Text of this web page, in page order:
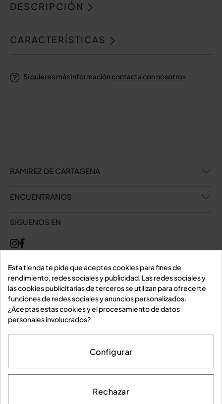
DESCRIPCIÓN
CARACTERÍSTICAS
Si quieres más información contacta con nosotros
RAMIREZ DE CARTAGENA
ENCUENTRANOS
SÍGUENOS EN
Política de privacidad
Esta tienda te pide que aceptes cookies para fines de
rendimiento, redes sociales y publicidad. Las redes sociales y
las cookies publicitarias de terceros se utilizan para ofrecerte
funciones de redes sociales y anuncios personalizados.
¿Aceptas estas cookies y el procesamiento de datos
personales involucrados?
Configurar
Rechazar